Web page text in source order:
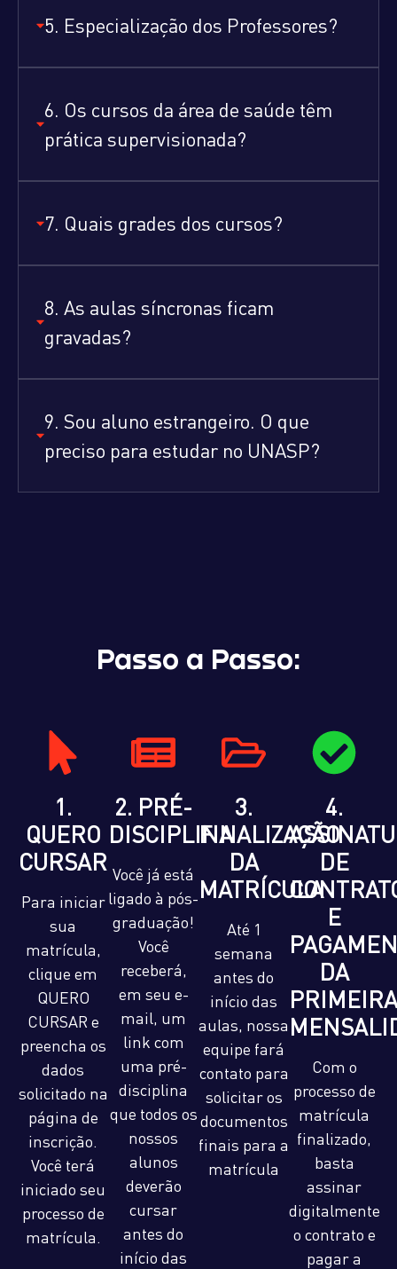
5. Especialização dos Professores?
6. Os cursos da área de saúde têm
prática supervisionada?
7. Quais grades dos cursos?
8. As aulas síncronas ficam
gravadas?
9. Sou aluno estrangeiro. O que
preciso para estudar no UNASP?
Passo a Passo:
1.
QUERO
CURSAR
Para iniciar
sua
matrícula,
clique em
QUERO
CURSAR e
preencha os
dados
solicitado na
página de
inscrição.
Você terá
iniciado seu
processo de
matrícula.
2. PRÉ-
DISCIPLINA
Você já está
ligado à pós-
graduação!
Você
receberá,
em seu e-
mail, um
link com
uma pré-
disciplina
que todos os
nossos
alunos
deverão
cursar
antes do
início das
3.
FINALIZAÇÃO
DA
MATRÍCULA
Até 1
semana
antes do
início das
aulas, nossa
equipe fará
contato para
solicitar os
documentos
finais para a
matrícula
4.
DE
E
DA
PRIMEIRA
Com o
processo de
matrícula
finalizado,
basta
assinar
digitalmente
o contrato e
pagar a